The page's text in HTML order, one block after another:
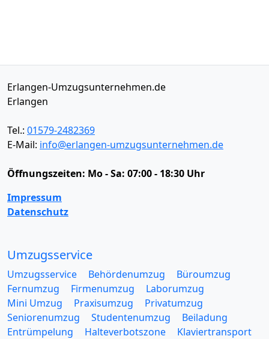
Erlangen-Umzugsunternehmen.de
Erlangen
Tel.: 01579-2482369
E-Mail: info@erlangen-umzugsunternehmen.de
Öffnungszeiten: Mo - Sa: 07:00 - 18:30 Uhr
Impressum
Datenschutz
Umzugsservice
Umzugsservice Behördenumzug
Büroumzug
Fernumzug
Firmenumzug
Laborumzug
Mini Umzug
Praxisumzug
Privatumzug
Seniorenumzug
Studentenumzug
Beiladung
Entrümpelung
Halteverbotszone
Klaviertransport